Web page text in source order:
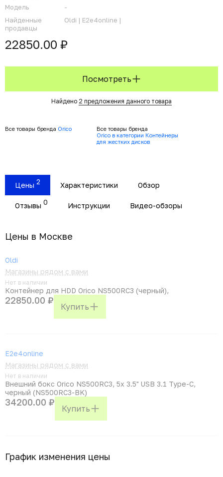
Модель
-
Найденные
продавцы
Oldi | E2e4online |
22850.00 ₽
Посмотреть
Найдено 2 предложения данного товара
Все товары бренда Orico
Все товары бренда
Orico в категории Контейнеры
для жестких дисков
Цены 2 Характеристики Обзор
Отзывы 0 Инструкции Видео-обзоры
Цены в Москвe
Oldi
Магазины рядом с вами
Нет в наличии
Контейнер для HDD Orico NS500RC3 (черный),
22850.00 ₽
Купить
E2e4online
Магазины рядом с вами
Нет в наличии
Внешний бокс Orico NS500RC3, 5x 3.5" USB 3.1 Type-C,
черный (NS500RC3-BK)
34200.00 ₽
Купить
График изменения цены